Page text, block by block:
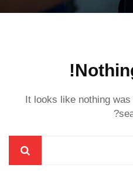
It looks like nothing